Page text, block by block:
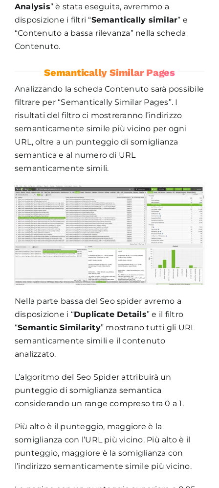
Analysis” è stata eseguita, avremmo a
disposizione i filtri “Semantically similar” e
“Contenuto a bassa rilevanza” nella scheda
Contenuto.
Semantically Similar Pages
Analizzando la scheda Contenuto sarà possibile
filtrare per “Semantically Similar Pages”. I
risultati del filtro ci mostreranno l’indirizzo
semanticamente simile più vicino per ogni
URL, oltre a un punteggio di somiglianza
semantica e al numero di URL
semanticamente simili.
Nella parte bassa del Seo spider avremo a
disposizione i “Duplicate Details” e il filtro
“Semantic Similarity” mostrano tutti gli URL
semanticamente simili e il contenuto
analizzato.
L’algoritmo del Seo Spider attribuirà un
punteggio di somiglianza semantica
considerando un range compreso tra 0 a 1.
Più alto è il punteggio, maggiore è la
somiglianza con l’URL più vicino. Più alto è il
punteggio, maggiore è la somiglianza con
l’indirizzo semanticamente simile più vicino.